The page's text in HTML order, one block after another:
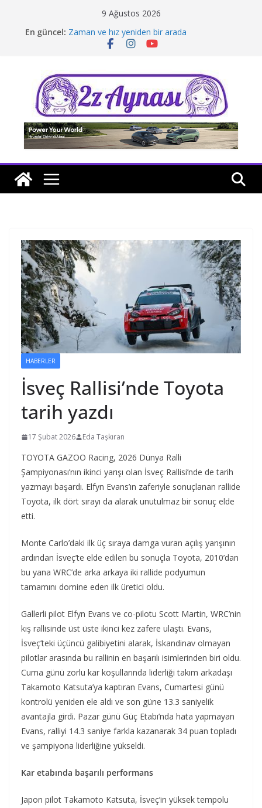
9 Ağustos 2026
En güncel: Zaman ve hız yeniden bir arada
Borusan Next Bodrum’da açıldı
Tatil rotasında test sürüşü
HABERLER
İsveç Rallisi’nde Toyota
tarih yazdı
17 Şubat 2026 Eda Taşkıran
TOYOTA GAZOO Racing, 2026 Dünya Ralli
Şampiyonası’nın ikinci yarışı olan İsveç Rallisi’nde de tarih
yazmayı başardı. Elfyn Evans’ın zaferiyle sonuçlanan rallide
Toyota, ilk dört sırayı da alarak unutulmaz bir sonuç elde
etti.
Monte Carlo’daki ilk üç sıraya damga vuran açılış yarışının
ardından İsveç’te elde edilen bu sonuçla Toyota, 2010’dan
bu yana WRC’de arka arkaya iki rallide podyumun
tamamını domine eden ilk üretici oldu.
Gallerli pilot Elfyn Evans ve co-pilotu Scott Martin, WRC’nin
kış rallisinde üst üste ikinci kez zafere ulaştı. Evans,
İsveç’teki üçüncü galibiyetini alarak, İskandinav olmayan
pilotlar arasında bu rallinin en başarılı isimlerinden biri oldu.
Cuma günü zorlu kar koşullarında liderliği takım arkadaşı
Takamoto Katsuta’ya kaptıran Evans, Cumartesi günü
kontrolü yeniden ele aldı ve son güne 13.3 saniyelik
avantajla girdi. Pazar günü Güç Etabı’nda hata yapmayan
Evans, ralliyi 14.3 saniye farkla kazanarak 34 puan topladı
ve şampiyona liderliğine yükseldi.
Kar etabında başarılı performans
Japon pilot Takamoto Katsuta, İsveç’in yüksek tempolu